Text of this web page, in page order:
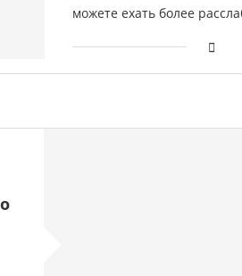
можете ехать более